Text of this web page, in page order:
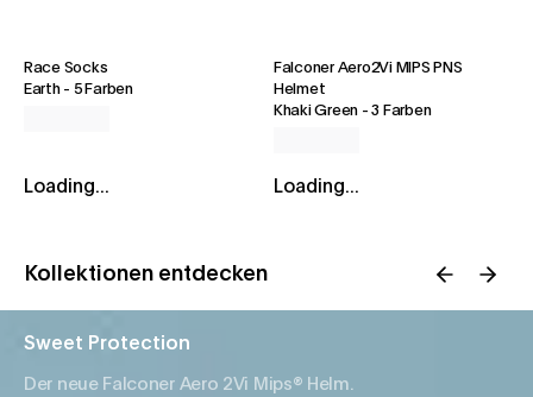
Race Socks
Earth- 5 Farben
Loading...
Falconer Aero2Vi MIPS PNS
Helmet
Khaki Green -3 Farben
Loading...
Kollektionen entdecken
Sweet Protection
Der neue Falconer Aero 2Vi Mips® Helm.